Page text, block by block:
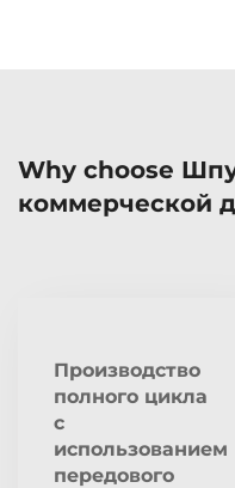
Why choose
коммерческой
Производство
полного цикла
с
использованием
передового